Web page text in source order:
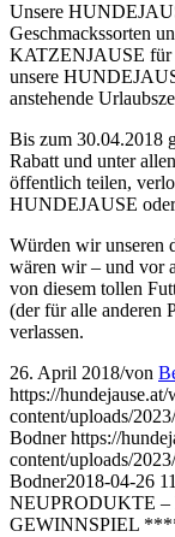
Unsere
Geschmackssorten
KATZENJAUSE für
unsere
anstehende
Bis zum 30.04.2018
Rabatt und unter
öffentlich teilen,
HUNDEJAUSE
Würden wir unseren
wären wir – und vor
von diesem tollen
(der für alle anderen
verlassen.
26. April 2018/von
https://hundejause.at/
content/uploads/
Bodner https://
content/uploads/
Bodner2018-04-26
NEUPRODUKTE
GEWINNSPIEL